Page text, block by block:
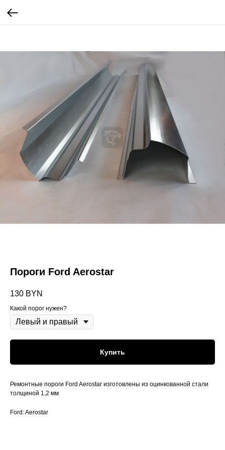
Пороги Ford Aerostar
130 BYN
Какой порог нужен?
Купить
Ремонтные пороги Ford Aerostar изготовлены из оцинкованной стали
толщиной 1,2 мм
Ford: Aerostar